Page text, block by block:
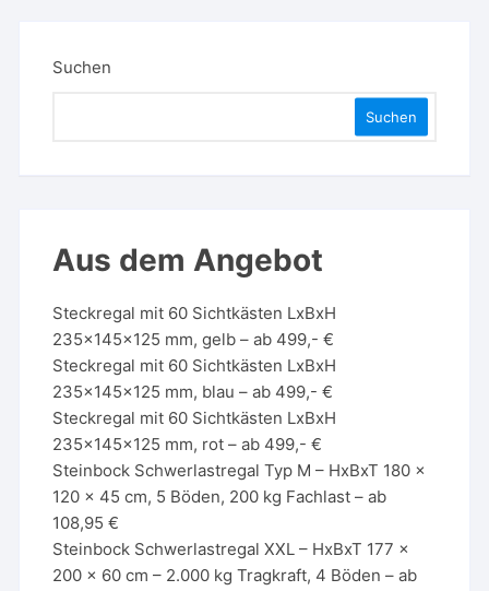
Suchen
Suchen
Aus dem Angebot
Steckregal mit 60 Sichtkästen LxBxH
235x145x125 mm, gelb – ab 499,- €
Steckregal mit 60 Sichtkästen LxBxH
235x145x125 mm, blau – ab 499,- €
Steckregal mit 60 Sichtkästen LxBxH
235x145x125 mm, rot – ab 499,- €
Steinbock Schwerlastregal Typ M – HxBxT 180 x
120 x 45 cm, 5 Böden, 200 kg Fachlast – ab
108,95 €
Steinbock Schwerlastregal XXL – HxBxT 177 x
200 x 60 cm – 2.000 kg Tragkraft, 4 Böden – ab